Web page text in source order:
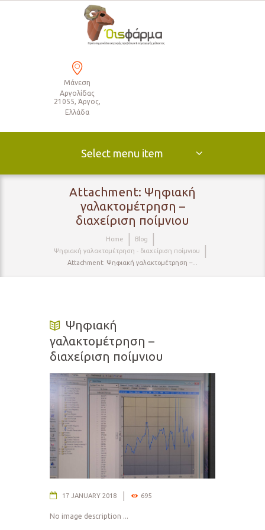
Μάνεση
Αργολίδας
21055, Άργος,
Ελλάδα
Select menu item
Attachment: Ψηφιακή
γαλακτομέτρηση –
διαχείριση ποίμνιου
Home
Blog
Ψηφιακή γαλακτομέτρηση - διαχείριση ποίμνιου
Attachment: Ψηφιακή γαλακτομέτρηση –...
Ψηφιακή
γαλακτομέτρηση –
διαχείριση ποίμνιου
17 JANUARY 2018 695
No image description ...